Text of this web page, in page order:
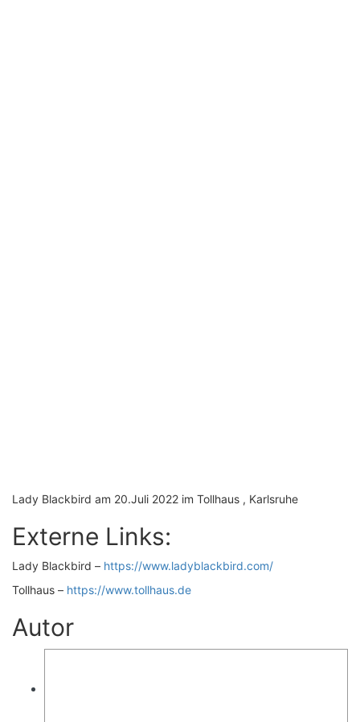
Lady Blackbird am 20.Juli 2022 im Tollhaus , Karlsruhe
Externe Links:
Lady Blackbird – https://www.ladyblackbird.com/
Tollhaus – https://www.tollhaus.de
Autor